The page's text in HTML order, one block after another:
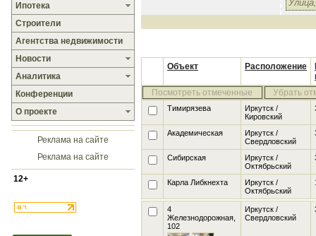
Ипотека
Строители
Агентства недвижимости
Новости
Аналитика
Конференции
О проекте
Реклама на сайте
Реклама на сайте
12+
Объект Расположение
Посмотреть отмеченные
Убрать
Тимирязева
Иркутск /
Кировский
Академическая
Иркутск /
Свердловский
Сибирская
Иркутск /
Октябрьский
Карла Либкнехта
Иркутск /
Октябрьский
4
Железнодорожная,
102
Иркутск /
Свердловский